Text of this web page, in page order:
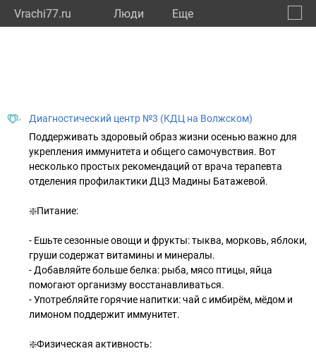
Vrachi77.ru Люди Eще
Диагностический центр №3 (КДЦ на Волжском)
Поддерживать здоровый образ жизни осенью важно для
укрепления иммунитета и общего самочувствия. Вот
несколько простых рекомендаций от врача терапевта
отделения профилактики ДЦ3 Мадины Батажевой.
❇️Питание:
- Ешьте сезонные овощи и фрукты: тыква, морковь, яблоки,
груши содержат витамины и минералы.
- Добавляйте больше белка: рыба, мясо птицы, яйца
помогают организму восстанавливаться.
- Употребляйте горячие напитки: чай с имбирём, мёдом и
лимоном поддержит иммунитет.
❇️Физическая активность: